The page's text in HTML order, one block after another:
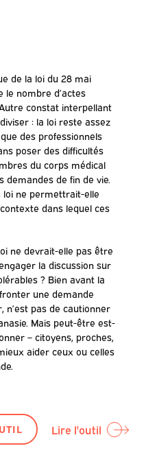
de la loi du 28 mai
nombre d’actes
constat interpellant
: la loi reste assez
des professionnels
poser des difficultés
du corps médical
de fin de vie.
loi ne permettrait-elle
dans lequel ces
ne devrait-elle pas être
la discussion sur
? Bien avant la
une demande
n’est pas de cautionner
Mais peut-être est-
– citoyens, proches,
aider ceux ou celles
Lire l'outil